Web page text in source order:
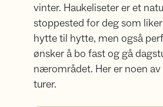
vinter. Haukeliseter er et
stoppested for deg som
hytte til hytte, men også
ønsker å bo fast og gå
nærområdet. Her er noen
turer.